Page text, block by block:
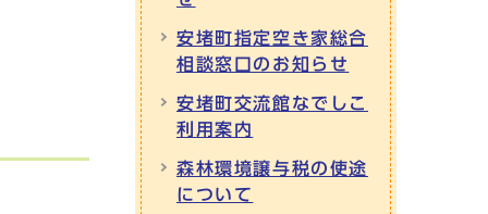
安堵町指定空き家総合
相談窓口のお知らせ
安堵町交流館なでしこ
利用案内
森林環境譲与税の使途
について